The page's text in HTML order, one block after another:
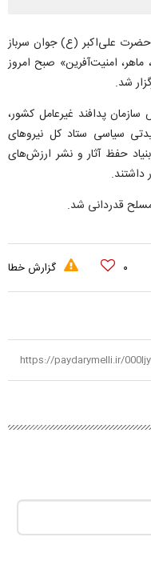
حضرت علی‌اکبر (ع) جوان سرباز
امنیت‌آفرین» صبح امروز
شد.
پدافند غیرعامل کشور،
سیاسی ستاد کل نیرو‌های
حفظ آثار و نشر ارزش‌های
مسلح قدردانی شد.
۰ گزارش خطا